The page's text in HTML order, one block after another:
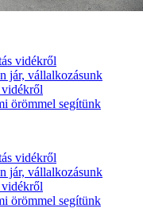
vidékről
jár, vállalkozásunk
vidékről
örömmel segítünk
vidékről
jár, vállalkozásunk
vidékről
örömmel segítünk